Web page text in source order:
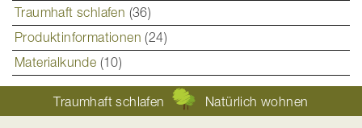
Traumhaft schlafen (36)
Produktinformationen(24)
Materialkunde (10)
Traumhaft schlafen Natürlich wohnen